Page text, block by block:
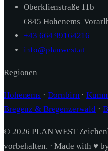
Oberklienstraße 11b
6845 Hohenems,
+43 664 99164216
info@planwest.at
Regionen
Hohenems · Dornbirn ·
Bregenz & Bregenzerwald ·
© 2026 PLAN WEST
vorbehalten. · Made with ♥